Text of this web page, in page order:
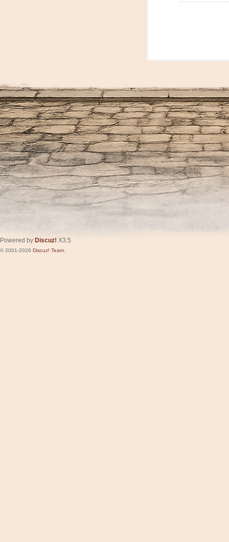
Powered by Discuz! X3.5
© 2001-2026 Discuz! Team